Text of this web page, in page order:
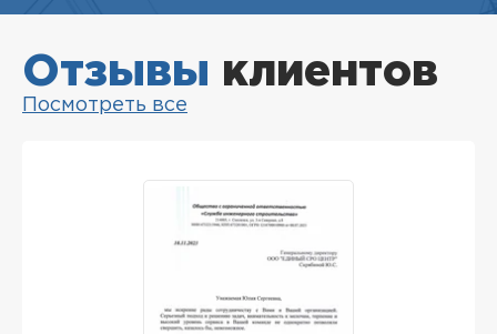
Отзывы клиентов
Посмотреть все